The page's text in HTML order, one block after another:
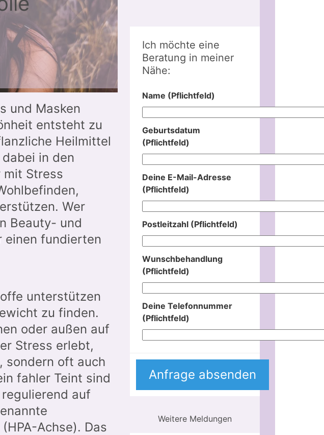
und Masken
entsteht zu
Heilmittel
in den
mit Stress
Wer
Beauty- und
einen fundierten
unterstützen
zu finden.
oder außen auf
Stress erlebt,
sondern oft auch
fahler Teint sind
auf
Achse). Das
Ich möchte eine
Beratung in meiner
Nähe:
Name (Pflichtfeld)
Geburtsdatum
(Pflichtfeld)
Deine E-Mail-Adresse
(Pflichtfeld)
Postleitzahl (Pflichtfeld)
Wunschbehandlung
(Pflichtfeld)
Deine Telefonnummer
(Pflichtfeld)
Weitere Meldungen